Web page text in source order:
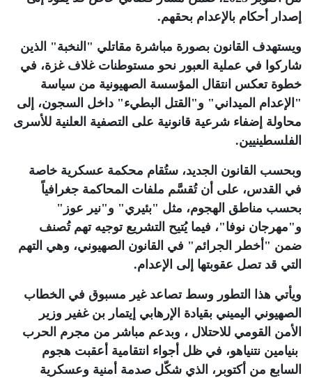
إصدار أحكام بالإعدام بحقهم.
ويستهدف القانون بصورة مباشرة مقاتلي "النخبة" الذين
شاركوا في عملية العبور نحو مستوطنات غلاف غزة، في
خطوة تعكس انتقال المؤسسة الصهيونية من سياسة
"الإعدام الميداني" و"القتل البطيء" داخل السجون، إلى
محاولة إضفاء شرعية قانونية على التصفية العلنية للأسرى
الفلسطينيين.
وبحسب القانون الجديد، ستُقام محكمة عسكرية خاصة
في القدس، على أن تُقسَّم ملفات المحاكمة جغرافياً
بحسب مناطق الهجوم، مثل "بئيري" و"نير عوز"
و"مهرجان نوفا"، فيما يُتيح التشريع توجيه تهم تُصنف
ضمن "أخطر الجرائم" في القانون الصهيوني، وهي التهم
التي قد تصل عقوبتها إلى الإعدام.
ويأتي هذا التطور وسط تصاعد غير مسبوق في الخطاب
الصهيوني اليميني بقيادة الإرهابي إيتمار بن غفير وزير
الأمن القومي للاحتلال ، وبدعم مباشر من مجرم الحرب
بنيامين نتنياهو، في ظل أجواء انتقامية أعقبت هجوم
السابع من أكتوبر، الذي شكّل صدمة أمنية وعسكرية